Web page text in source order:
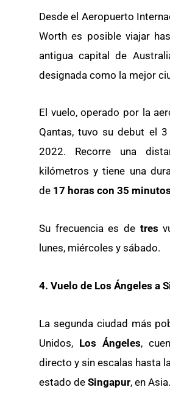
Desde el Aeropuerto
Worth es posible viajar
antigua capital de
designada como la mejor
El vuelo, operado por la
Qantas, tuvo su debut el
2022. Recorre una
kilómetros y tiene una
de 17 horas con 35 minutos
Su frecuencia es de tres
lunes, miércoles y sábado.
4. Vuelo de Los Ángeles a
La segunda ciudad más
Unidos, Los Ángeles,
directo y sin escalas hasta
estado de Singapur, en Asia.